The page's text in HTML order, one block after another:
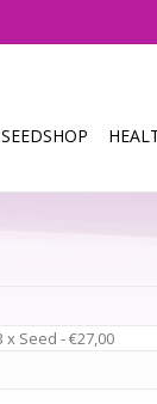
SEEDSHOP